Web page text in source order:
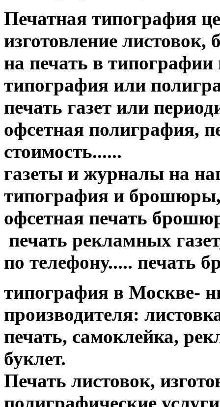
Печатная типография
изготовление листовок,
на печать в
типография или
печать газет или
офсетная полиграфия,
стоимость......
газеты и журналы на
типография и брошюры,
офсетная печать
печать рекламных
по телефону..... печать
типография в Москве-
производителя:
печать, самоклейка,
буклет.
Печать листовок,
полиграфические